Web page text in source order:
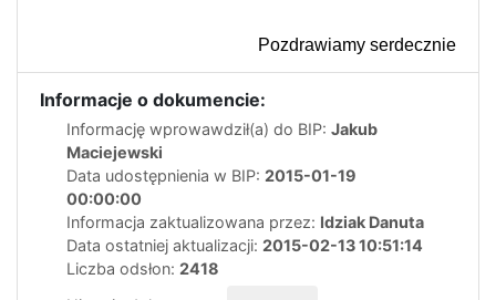
Pozdrawiamy serdecznie
Informacje o dokumencie:
Informację wprowawdził(a) do BIP: Jakub
Maciejewski
Data udostępnienia w BIP: 2015-01-19
00:00:00
Informacja zaktualizowana przez: Idziak Danuta
Data ostatniej aktualizacji: 2015-02-13 10:51:14
Liczba odsłon: 2418